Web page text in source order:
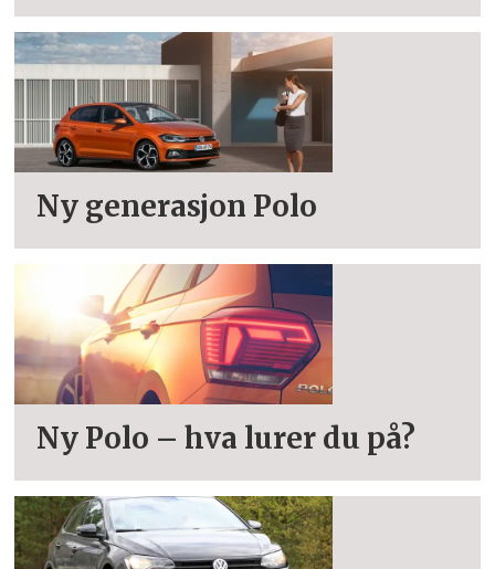
Ny generasjon Polo
Ny Polo – hva lurer du på?